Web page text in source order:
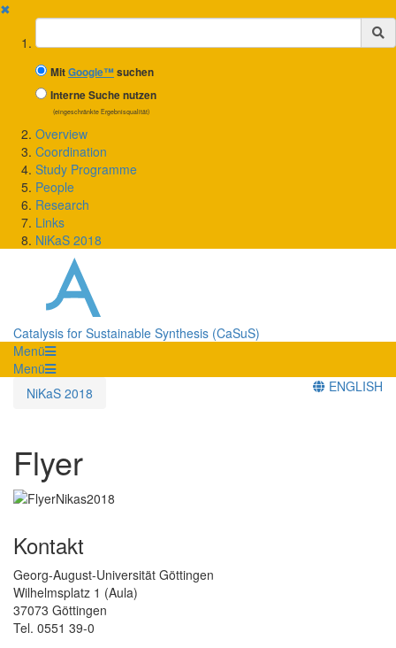
✖
Suchbegriff
MitGoogle™suchen
Interne Suche nutzen
(eingeschränkte Ergebnisqualität)
Overview
Coordination
Study Programme
People
Research
Links
NiKaS 2018
Catalysis for Sustainable Synthesis (CaSuS)
Menü
Menü
NiKaS 2018
ENGLISH
Flyer
Kontakt
Georg-August-Universität Göttingen
Wilhelmsplatz 1 (Aula)
37073 Göttingen
Tel. 0551 39-0